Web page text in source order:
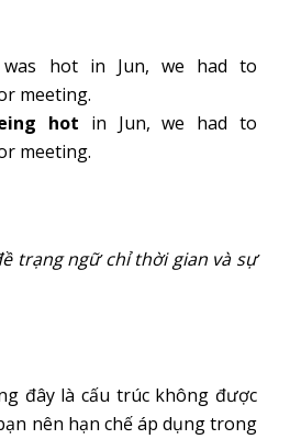
hot in Jun, we had to
meeting.
hot in Jun, we had to
meeting.
trạng ngữ chỉ thời gian và sự
đây là cấu trúc không được
nên hạn chế áp dụng trong